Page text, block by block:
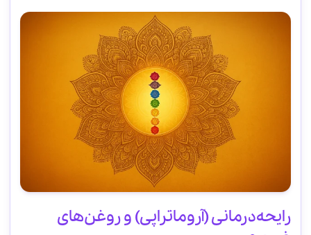
رایحه‌درمانی (آروماتراپی) و روغن‌های